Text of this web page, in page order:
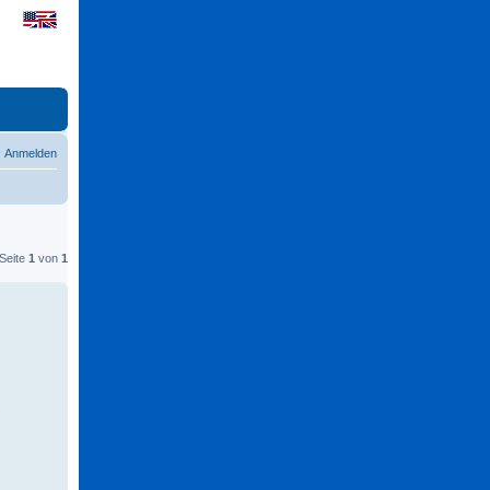
Anmelden
1 von 1